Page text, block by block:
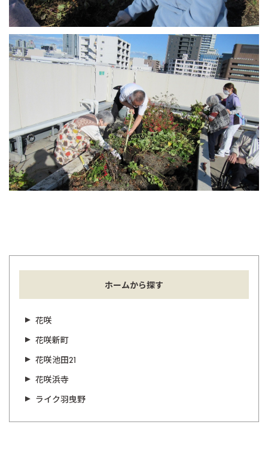
ホームから探す
花咲
花咲新町
花咲池田21
花咲浜寺
ライク羽曳野